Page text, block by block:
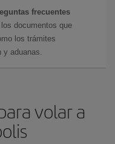
frecuentes
documentos que
los trámites
y aduanas.
volar a